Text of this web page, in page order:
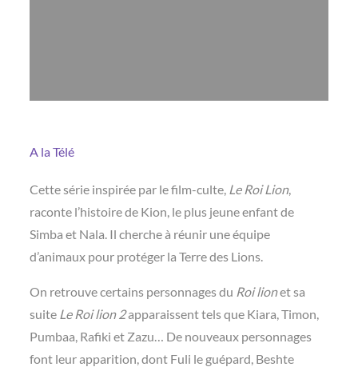
A la Télé
Cette série inspirée par le film-culte, Le Roi Lion,
raconte l’histoire de Kion, le plus jeune enfant de
Simba et Nala. Il cherche à réunir une équipe
d’animaux pour protéger la Terre des Lions.
On retrouve certains personnages du Roi lionet sa
suite Le Roi lion 2apparaissent tels que Kiara, Timon,
Pumbaa, Rafiki et Zazu… De nouveaux personnages
font leur apparition, dont Fuli le guépard, Beshte